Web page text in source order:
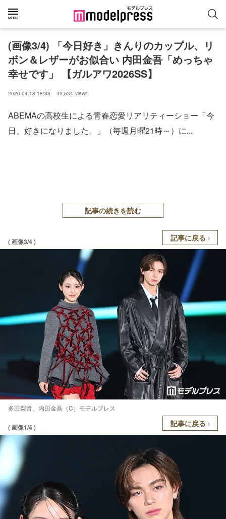
(画像3/4) 「今日好き」きんりのカップル、リ
ボン＆レザーがお似合い 内田金吾「めっちゃ
幸せです」 【ガルアワ2026SS】
2026.04.18 18:33 49,634 views
ABEMAの高校生による青春恋愛リアリティーショー「今
日、好きになりました。」（毎週月曜21時～）に...
記事の続きを読む
( 画像3/4 ) 記事に戻る
多田梨音、内田金吾（C）モデルプレス
( 画像1/4 ) 記事に戻る